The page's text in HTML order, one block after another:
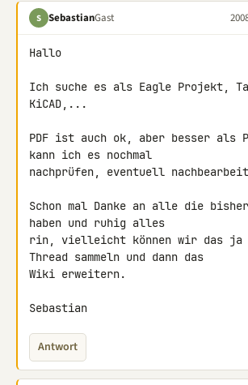
S SebastianGast
Hallo
Ich suche es als Eagle Projekt,
KiCAD,...
PDF ist auch ok, aber besser als
kann ich es nochmal
nachprüfen, eventuell
Schon mal Danke an alle die
haben und ruhig alles
rin, vielleicht können wir das ja
Thread sammeln und dann das
Wiki erweitern.
Sebastian
Antwort